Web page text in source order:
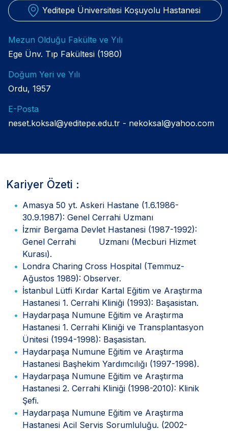
Yeditepe Üniversitesi Koşuyolu Hastanesi
Mezun Olduğu Fakülte ve Yılı
Ege Ünv. Tıp Fakültesi (1980)
Doğum Yeri ve Yılı
Ordu, 1957
E-Posta
neset.koksal@yeditepe.edu.tr
nekoksal@yahoo.com
Kariyer Özeti :
Amasya 50 yt. Askeri Hastane (1.6.1986-
30.9.1987): Genel Cerrahi Uzmanı
İzmir Bergama Devlet Hastanesi (1987-1992):
Genel Cerrahi Uzmanı (Mecburi Hizmet
Kurası).
Londra Charing Cross Hospital (Temmuz-
Ağustos 1989): Observer.
İstanbul Lütfi Kırdar Kartal Eğitim ve Araştırma
Hastanesi 1. Cerrahi Kliniği (1993): Başasistan.
Haydarpaşa Numune Eğitim ve Araştırma
Hastanesi 1. Cerrahi Kliniği ve Transplantasyon
Ünitesi (1994-1998): Başasistan.
Haydarpaşa Numune Eğitim ve Araştırma
Hastanesi Başhekim Yardımcılığı (1997-1998).
Haydarpaşa Numune Eğitim ve Araştırma
Hastanesi 2. Cerrahi Kliniği (1998-2010): Klinik
Şefi.
Haydarpaşa Numune Eğitim ve Araştırma
Hastanesi Acil Servis Sorumluluğu. (2002-